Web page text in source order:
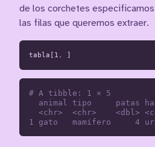
de los corchetes
las filas que queremos extraer.
tabla[1 , ]
# A tibble: 1 × 5
animal tipo     patas
<chr>  <chr>    <dbl>